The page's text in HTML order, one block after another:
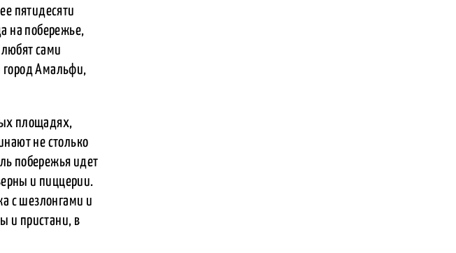
пятидесяти
на побережье,
сами
город Амальфи,
площадях,
не столько
побережья идет
и пиццерии.
с шезлонгами и
и пристани, в